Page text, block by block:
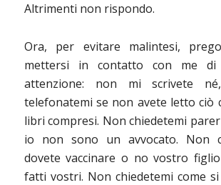
Altrimenti non rispondo.
Ora, per evitare malintesi,
mettersi in contatto con me di
attenzione: non mi scrivete
telefonatemi se non avete letto ciò
libri compresi. Non chiedetemi
io non sono un avvocato. Non
dovete vaccinare o no vostro
fatti vostri. Non chiedetemi come